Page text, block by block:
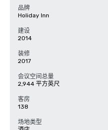
品牌
Holiday Inn
建设
2014
装修
2017
会议空间总量
2,944 平方英尺
客房
138
场地类型